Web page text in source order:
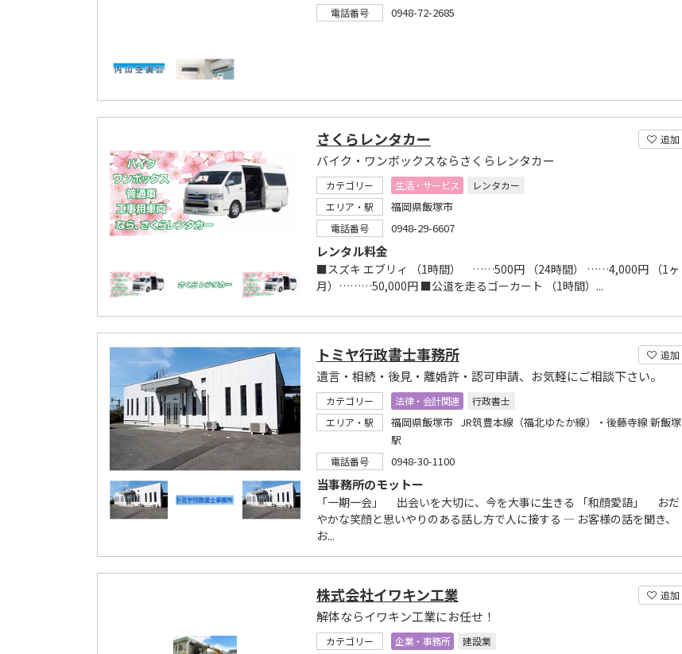
電話番号 0948-72-2685
追加
さくらレンタカー
バイク・ワンボックスならさくらレンタカー
カテゴリー 生活・サービス
レンタカー
エリア・駅
福岡県飯塚市
電話番号 0948-29-6607
レンタル料金
■スズキ エブリィ （1時間） ……500円 （24時間） ……4,000円 （1ヶ
月）………50,000円 ■公道を走るゴーカート （1時間）...
追加
トミヤ行政書士事務所
遺言・相続・後見・離婚許・認可申請、お気軽にご相談下さい。
カテゴリー 法律・会計関連
行政書士
エリア・駅
福岡県飯塚市 JR筑豊本線（福北ゆたか線）・後藤寺線 新飯塚
駅
電話番号 0948-30-1100
当事務所のモットー
「一期一会」 出会いを大切に、今を大事に生きる 「和顔愛語」 おだ
やかな笑顔と思いやりのある話し方で人に接する ― お客様の話を聞き、
お...
追加
株式会社イワキン工業
解体ならイワキン工業にお任せ！
カテゴリー 企業・事務所
建設業